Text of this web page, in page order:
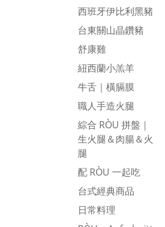
西班牙伊比利黑豬
台東關山晶鑽豬
舒康雞
紐西蘭小羔羊
牛舌｜橫膈膜
職人手造火腿
綜合 RÒU 拼盤｜
生火腿＆肉腸＆火
腿
配 RÒU 一起吃
台式經典商品
日常料理